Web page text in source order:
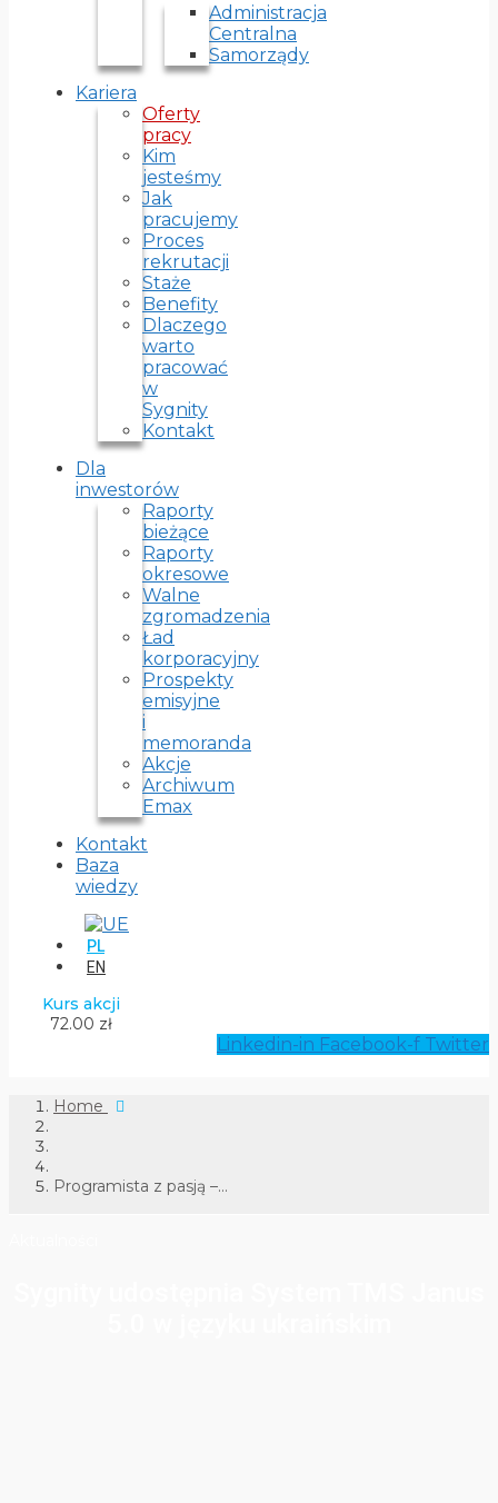
Administracja
Centralna
Samorządy
Kariera
Oferty
pracy
Kim
jesteśmy
Jak
pracujemy
Proces
rekrutacji
Staże
Benefity
Dlaczego
warto
pracować
w
Sygnity
Kontakt
Dla
inwestorów
Raporty
bieżące
Raporty
okresowe
Walne
zgromadzenia
Ład
korporacyjny
Prospekty
emisyjne
i
memoranda
Akcje
Archiwum
Emax
Kontakt
Baza
wiedzy
PL
EN
Kurs akcji
72.00 zł
Linkedin-in Facebook-f Twitter
Home
Programista z pasją –...